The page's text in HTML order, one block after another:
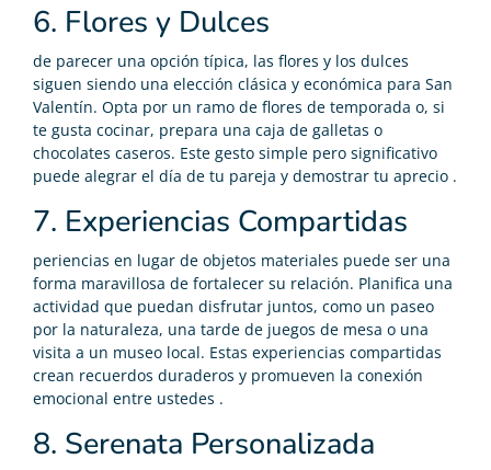
6. Flores y Dulces
de parecer una opción típica, las flores y los dulces
siguen siendo una elección clásica y económica para San
Valentín. Opta por un ramo de flores de temporada o, si
te gusta cocinar, prepara una caja de galletas o
chocolates caseros. Este gesto simple pero significativo
puede alegrar el día de tu pareja y demostrar tu aprecio .
7. Experiencias Compartidas
periencias en lugar de objetos materiales puede ser una
forma maravillosa de fortalecer su relación. Planifica una
actividad que puedan disfrutar juntos, como un paseo
por la naturaleza, una tarde de juegos de mesa o una
visita a un museo local. Estas experiencias compartidas
crean recuerdos duraderos y promueven la conexión
emocional entre ustedes .
8. Serenata Personalizada